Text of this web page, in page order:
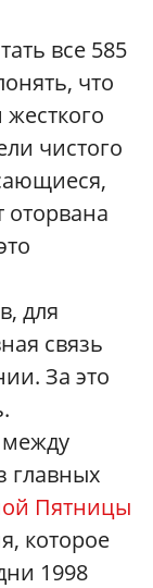
все 585
что
чистого
оторвана
для
связь
За это
между
главных
Пятницы
которое
1998